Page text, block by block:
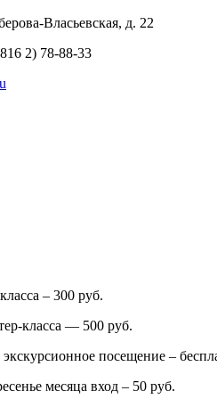
Власьевская, д. 22
2) 78-88-33
– 300 руб.
класса — 500 руб.
посещение –
месяца вход – 50 руб.